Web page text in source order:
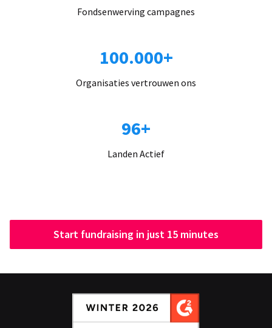
Fondsenwerving campagnes
100.000+
Organisaties vertrouwen ons
96+
Landen Actief
Start fundraising in just 15 minutes